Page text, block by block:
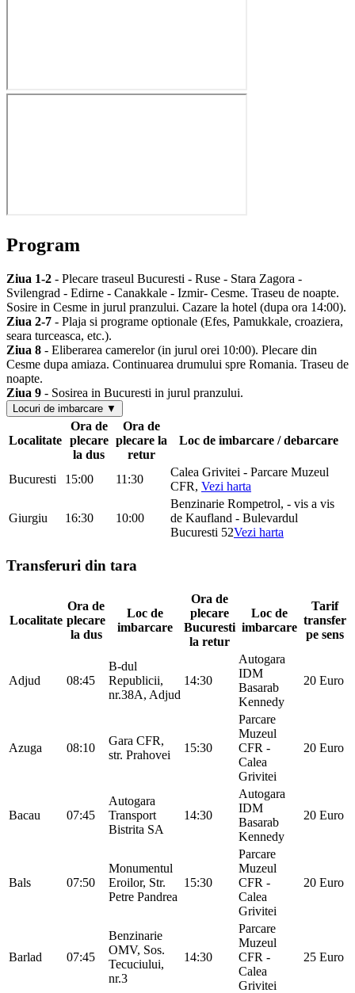
Program
Ziua 1-2 - Plecare traseul Bucuresti - Ruse - Stara Zagora -
Svilengrad - Edirne - Canakkale - Izmir- Cesme. Traseu de noapte.
Sosire in Cesme in jurul pranzului. Cazare la hotel (dupa ora 14:00).
Ziua 2-7 - Plaja si programe optionale (Efes, Pamukkale, croaziera,
seara turceasca, etc.).
Ziua 8 - Eliberarea camerelor (in jurul orei 10:00). Plecare din
Cesme dupa amiaza. Continuarea drumului spre Romania. Traseu de
noapte.
Ziua 9 - Sosirea in Bucuresti in jurul pranzului.
Locuri de imbarcare ▼
Localitate
Ora de
plecare
la dus
Ora de
plecare la
retur
Loc de imbarcare / debarcare
Bucuresti 15:00 11:30
Calea Grivitei - Parcare Muzeul
CFR, Vezi harta
Giurgiu 16:30 10:00
Benzinarie Rompetrol, - vis a vis
de Kaufland - Bulevardul
Bucuresti 52Vezi harta
Transferuri din tara
Localitate
Ora de
plecare
la dus
Loc de
imbarcare
Ora de
plecare
Bucuresti
la retur
Loc de
imbarcare
Tarif
transfer
pe sens
Adjud 08:45
B-dul
Republicii,
nr.38A, Adjud
14:30
Autogara
IDM
Basarab
Kennedy
20 Euro
Azuga 08:10
Gara CFR,
str. Prahovei
15:30
Parcare
Muzeul
CFR -
Calea
Grivitei
20 Euro
Bacau 07:45
Autogara
Transport
Bistrita SA
14:30
Autogara
IDM
Basarab
Kennedy
20 Euro
Bals 07:50
Monumentul
Eroilor, Str.
Petre Pandrea
15:30
Parcare
Muzeul
CFR -
Calea
Grivitei
20 Euro
Barlad 07:45
Benzinarie
OMV, Sos.
Tecuciului,
nr.3
14:30
Parcare
Muzeul
CFR -
Calea
Grivitei
25 Euro